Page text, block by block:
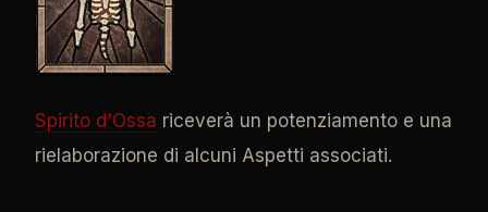
Spirito d'Ossa riceverà un potenziamento e una
rielaborazione di alcuni Aspetti associati.